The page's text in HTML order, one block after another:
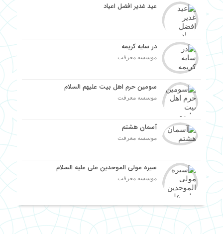
حاج ملّا علی کنی رازی طهرانـــی
عید غدیر افضل اعیاد
در سایه کریمه
موسسه معرفت
سومین حرم اهل بیت علیهم السلام
موسسه معرفت
آسمان هشتم
موسسه معرفت
سیره مولی الموحدین علی علیه السلام
موسسه معرفت